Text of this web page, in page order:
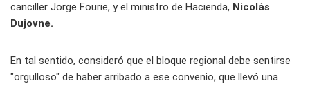
canciller Jorge Fourie, y el ministro de Hacienda, Nicolás
Dujovne.
En tal sentido, consideró que el bloque regional debe sentirse
"orgulloso" de haber arribado a ese convenio, que llevó una